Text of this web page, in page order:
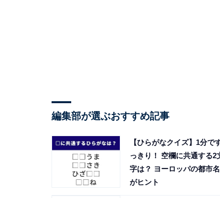
編集部が選ぶおすすめ記事
【ひらがなクイズ】1分で
っきり！ 空欄に共通する2
字は？ ヨーロッパの都市名
がヒント